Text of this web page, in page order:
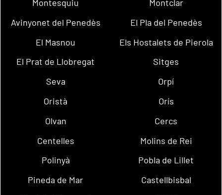
Montesquiu
Montclar
Avinyonet del Penedès
El Pla del Penedès
El Masnou
Els Hostalets de Pierola
El Prat de Llobregat
Sitges
Seva
Orpí
Oristà
Orís
Olvan
Cercs
Centelles
Molins de Rei
Polinyà
Pobla de Lillet
Pineda de Mar
Castellbisbal